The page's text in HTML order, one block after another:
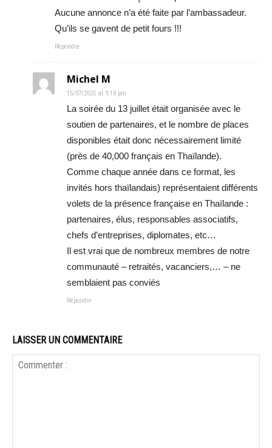
Aucune annonce n’a été faite par l’ambassadeur.
Qu’ils se gavent de petit fours !!!
Répondre
Michel M
15/07/2025 at 9:10 pm
La soirée du 13 juillet était organisée avec le
soutien de partenaires, et le nombre de places
disponibles était donc nécessairement limité
(près de 40,000 français en Thaïlande).
Comme chaque année dans ce format, les
invités hors thaïlandais) représentaient différents
volets de la présence française en Thaïlande :
partenaires, élus, responsables associatifs,
chefs d’entreprises, diplomates, etc…
Il est vrai que de nombreux membres de notre
communauté – retraités, vacanciers,… – ne
semblaient pas conviés
Répondre
LAISSER UN COMMENTAIRE